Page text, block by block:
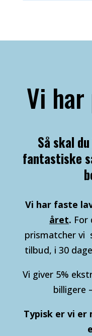
Vi
Så skal
fantastiske
Vi har faste
året. For
prismatcher vi
tilbud, i 30
Vi giver 5%
billigere
Typisk er vi er